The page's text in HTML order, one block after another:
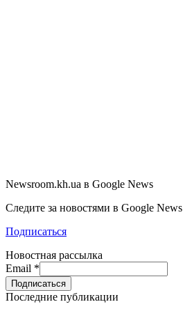
Newsroom.kh.ua в Google News
Следите за новостями в Google News
Подписаться
Новостная рассылка
Email *
Последние публикации